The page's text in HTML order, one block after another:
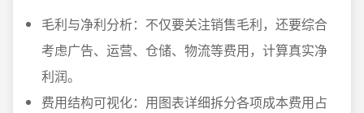
毛利与净利分析：不仅要关注销售毛利，还要综合
考虑广告、运营、仓储、物流等费用，计算真实净
利润。
费用结构可视化：用图表详细拆分各项成本费用占